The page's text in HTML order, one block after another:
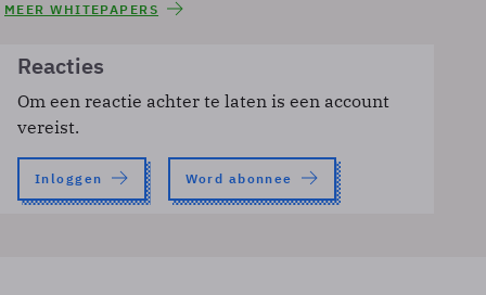
MEER WHITEPAPERS
Reacties
Om een reactie achter te laten is een account
vereist.
Inloggen Word abonnee